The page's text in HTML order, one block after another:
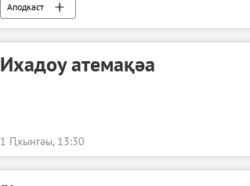
Аподкаст
Ихадоу атемақәа
1 Ԥхынгәы, 13:30